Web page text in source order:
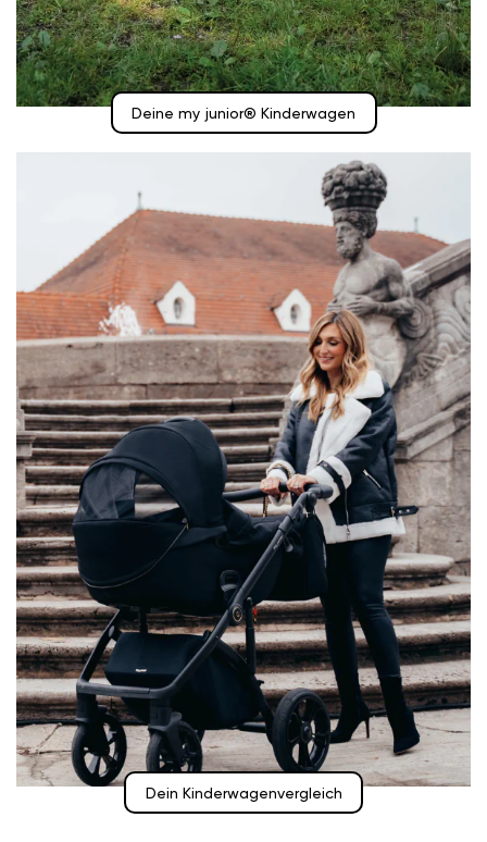
Deine my junior® Kinderwagen
Dein Kinderwagenvergleich